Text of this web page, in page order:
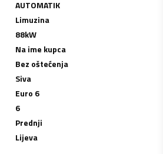
AUTOMATIK
Limuzina
88kW
Na ime kupca
Bez oštećenja
Siva
Euro 6
6
Prednji
Lijeva